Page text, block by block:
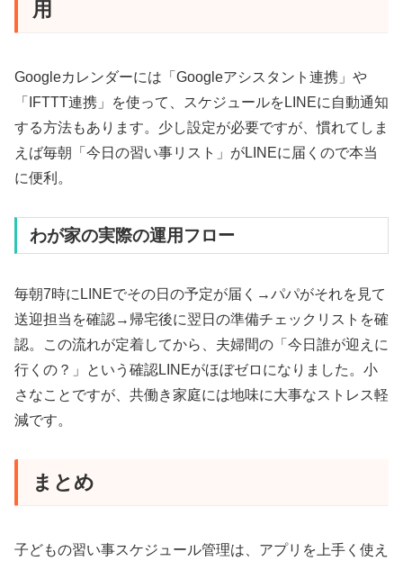
用
Googleカレンダーには「Googleアシスタント連携」や
「IFTTT連携」を使って、スケジュールをLINEに自動通知
する方法もあります。少し設定が必要ですが、慣れてしま
えば毎朝「今日の習い事リスト」がLINEに届くので本当
に便利。
わが家の実際の運用フロー
毎朝7時にLINEでその日の予定が届く→パパがそれを見て
送迎担当を確認→帰宅後に翌日の準備チェックリストを確
認。この流れが定着してから、夫婦間の「今日誰が迎えに
行くの？」という確認LINEがほぼゼロになりました。小
さなことですが、共働き家庭には地味に大事なストレス軽
減です。
まとめ
子どもの習い事スケジュール管理は、アプリを上手く使え